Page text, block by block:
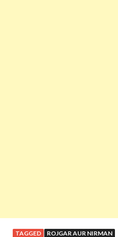
TAGGED ROJGAR AUR NIRMAN